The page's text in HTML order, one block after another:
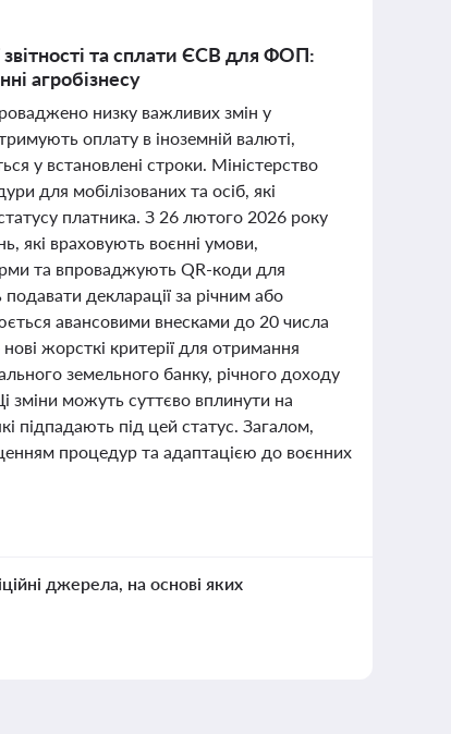
та сплати ЄСВ для ФОП:
агробізнесу
низку важливих змін у
оплату в іноземній валюті,
у встановлені строки. Міністерство
для мобілізованих та осіб, які
платника. З 26 лютого 2026 року
які враховують воєнні умови,
та впроваджують QR-коди для
декларації за річним або
авансовими внесками до 20 числа
жорсткі критерії для отримання
земельного банку, річного доходу
зміни можуть суттєво вплинути на
підпадають під цей статус. Загалом,
процедур та адаптацією до воєнних
джерела, на основі яких